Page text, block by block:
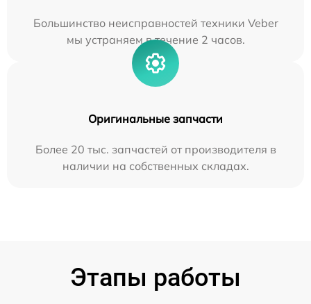
Большинство неисправностей техники Veber
мы устраняем в течение 2 часов.
Оригинальные запчасти
Более 20 тыс. запчастей от производителя в
наличии на собственных складах.
Этапы работы